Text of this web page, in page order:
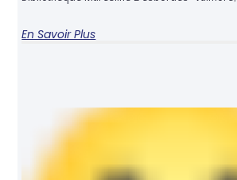
En Savoir Plus